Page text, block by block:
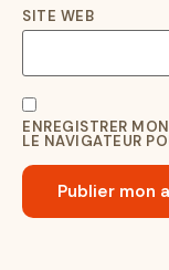
SITE WEB
ENREGISTRER
LE NAVIGATEUR